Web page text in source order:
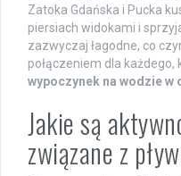
Zatoka Gdańska i Pucka
piersiach widokami i
zazwyczaj łagodne, co
połączeniem dla każdego,
wypoczynek na wodzie w
Jakie są
związane z